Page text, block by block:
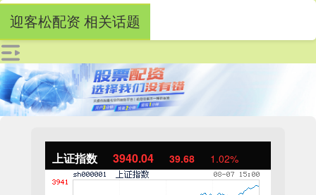
上证指数 3940.04 39.68 1.02%
迎客松配资 相关话题